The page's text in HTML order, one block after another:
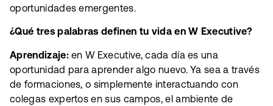
oportunidades emergentes.
¿Qué tres palabras definen tu vida en W Executive?
Aprendizaje:en W Executive, cada día es una
oportunidad para aprender algo nuevo. Ya sea a través
de formaciones, o simplemente interactuando con
colegas expertos en sus campos, el ambiente de